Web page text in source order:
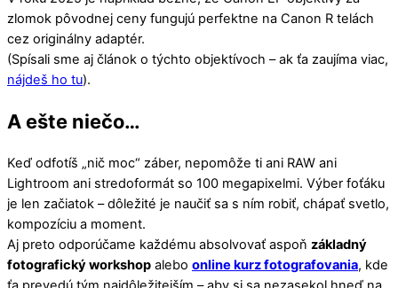
zlomok pôvodnej ceny fungujú perfektne na Canon R telách
cez originálny adaptér.
(Spísali sme aj článok o týchto objektívoch – ak ťa zaujíma viac,
nájdeš ho tu).
A ešte niečo…
Keď odfotíš „nič moc“ záber, nepomôže ti ani RAW ani
Lightroom ani stredoformát so 100 megapixelmi. Výber foťáku
je len začiatok – dôležité je naučiť sa s ním robiť, chápať svetlo,
kompozíciu a moment.
Aj preto odporúčame každému absolvovať aspoň základný
fotografický workshop alebo online kurz fotografovania, kde